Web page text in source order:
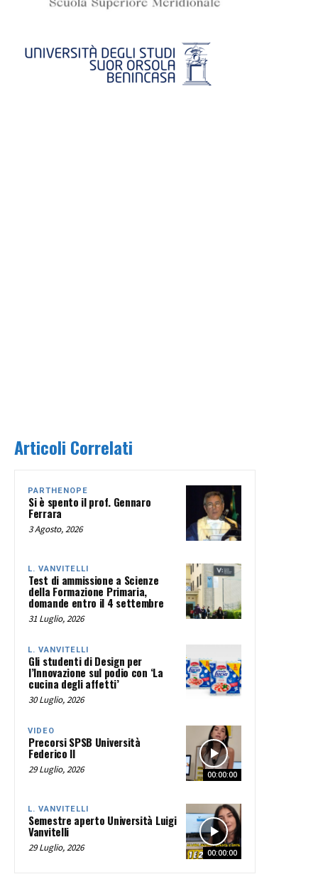
Articoli Correlati
PARTHENOPE
Si è spento il prof. Gennaro
Ferrara
3 Agosto, 2026
L. VANVITELLI
Test di ammissione a Scienze
della Formazione Primaria,
domande entro il 4 settembre
31 Luglio, 2026
L. VANVITELLI
Gli studenti di Design per
l’Innovazione sul podio con ‘La
cucina degli affetti’
30 Luglio, 2026
00:00:00
VIDEO
Precorsi SPSB Università
Federico II
29 Luglio, 2026
00:00:00
L. VANVITELLI
Semestre aperto Università Luigi
Vanvitelli
29 Luglio, 2026